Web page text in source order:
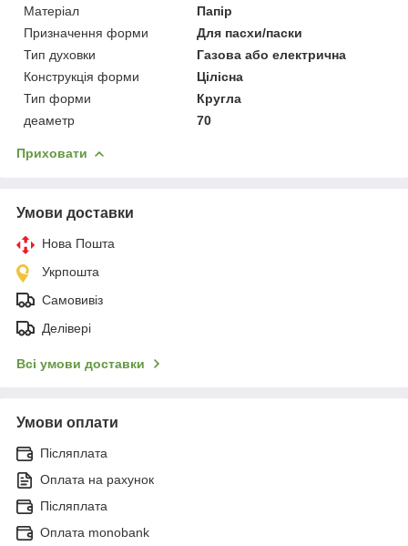
Матеріал
Папір
Призначення форми
Для пасхи/паски
Тип духовки
Газова або електрична
Конструкція форми
Цілісна
Тип форми
Кругла
деаметр
70
Приховати
Умови доставки
Нова Пошта
Укрпошта
Самовивіз
Делівері
Всі умови доставки
Умови оплати
Післяплата
Оплата на рахунок
Післяплата
Оплата monobank